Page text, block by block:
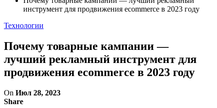
инструмент для продвижения ecommerce в 2023 году
Технологии
Почему товарные кампании —
лучший рекламный инструмент для
продвижения ecommerce в 2023 году
On Июл 28, 2023
Share